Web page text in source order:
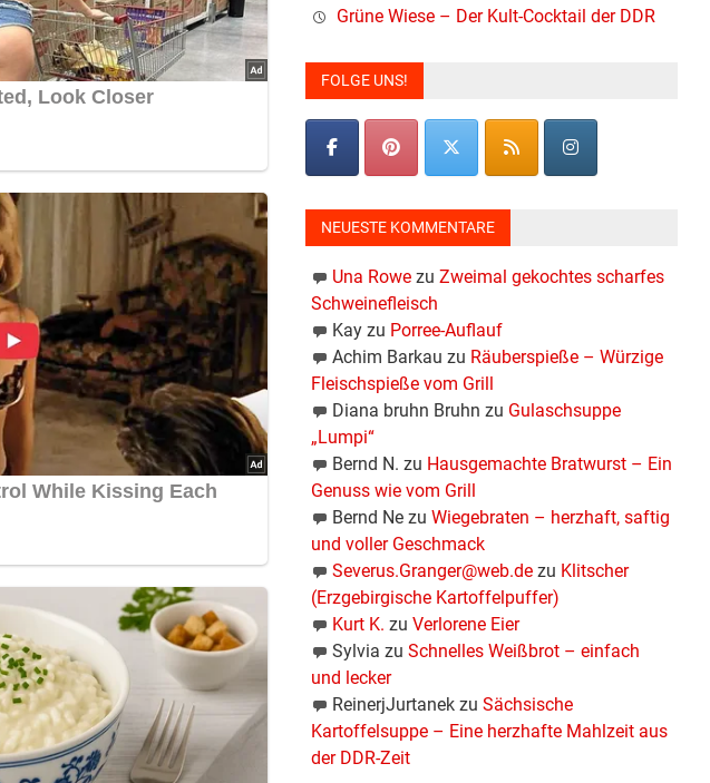
Grüne Wiese – Der Kult-Cocktail der DDR
FOLGE UNS!
NEUESTE KOMMENTARE
Una Rowezu Zweimal gekochtes scharfes
Schweinefleisch
Kayzu Porree-Auflauf
Achim Barkau zu Räuberspieße – Würzige
Fleischspieße vom Grill
Diana bruhn Bruhn zu Gulaschsuppe
„Lumpi“
Bernd N. zu Hausgemachte Bratwurst – Ein
Genuss wie vom Grill
Bernd Nezu Wiegebraten – herzhaft, saftig
und voller Geschmack
Severus.Granger@web.dezu Klitscher
(Erzgebirgische Kartoffelpuffer)
Kurt K. zu Verlorene Eier
Sylvia zu Schnelles Weißbrot – einfach
und lecker
ReinerjJurtanekzu Sächsische
Kartoffelsuppe – Eine herzhafte Mahlzeit aus
der DDR-Zeit